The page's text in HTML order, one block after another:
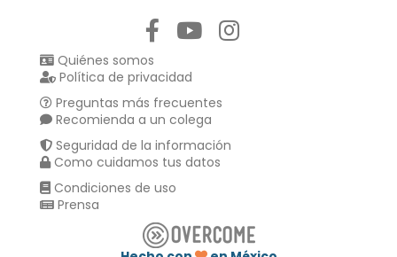
Quiénes somos
Política de privacidad
Preguntas más frecuentes
Recomienda a un colega
Seguridad de la información
Como cuidamos tus datos
Condiciones de uso
Prensa